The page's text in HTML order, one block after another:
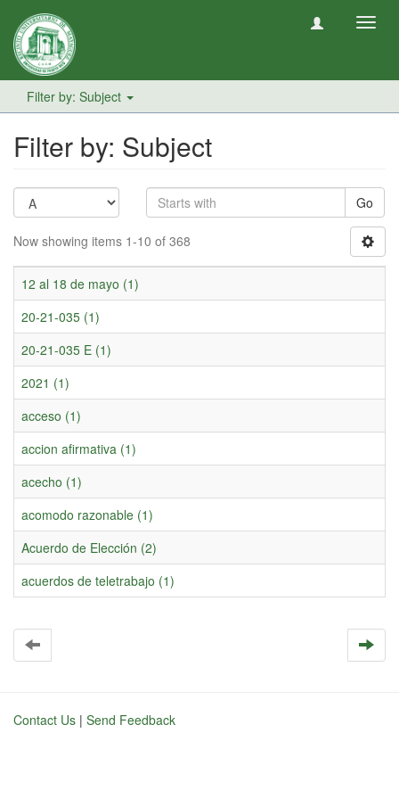
Filter by: Subject
Filter by: Subject
Go
Now showing items 1-10 of 368
12 al 18 de mayo (1)
20-21-035 (1)
20-21-035 E (1)
2021 (1)
acceso (1)
accion afirmativa (1)
acecho (1)
acomodo razonable (1)
Acuerdo de Elección (2)
acuerdos de teletrabajo (1)
Contact Us | Send Feedback